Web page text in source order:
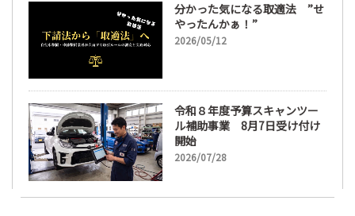
分かった気になる取適法 ”せ
やったんかぁ！”
2026/05/12
令和８年度予算スキャンツー
ル補助事業 8月7日受け付け
開始
2026/07/28